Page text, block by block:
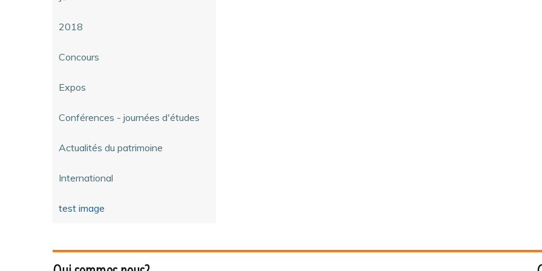
2018
Concours
Expos
Conférences - journées d'études
Actualités du patrimoine
International
test image